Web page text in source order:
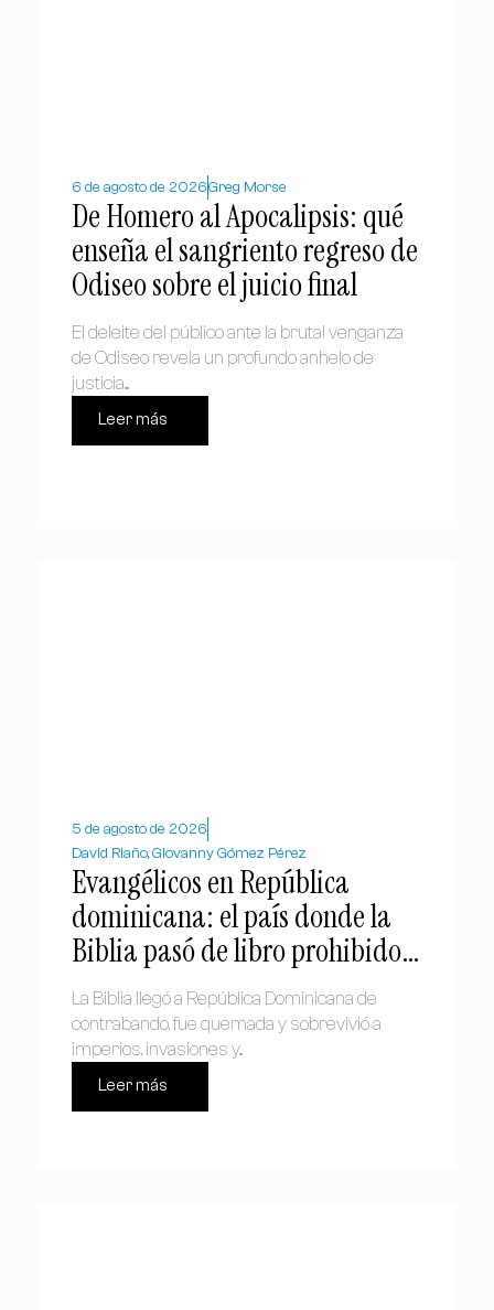
6 de agosto de 2026Greg Morse
De Homero al Apocalipsis: qué
enseña el sangriento regreso de
Odiseo sobre el juicio final
El deleite del público ante la brutal venganza
de Odiseo revela un profundo anhelo de
justicia....
Leer más
5 de agosto de 2026
David Riaño, Giovanny Gómez Pérez
Evangélicos en República
dominicana: el país donde la
Biblia pasó de libro prohibido a
símbolo nacional
La Biblia llegó a República Dominicana de
contrabando, fue quemada y sobrevivió a
imperios, invasiones y...
Leer más